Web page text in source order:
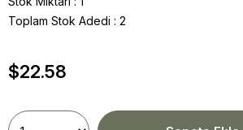
Toplam Stok Adedi : 2
$22.58